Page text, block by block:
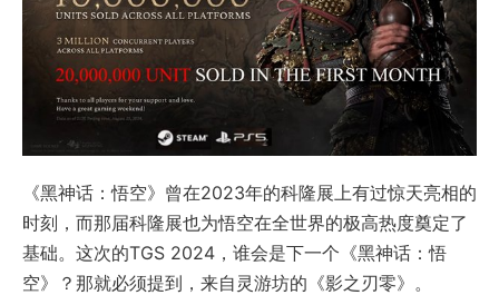
《黑神话：悟空》曾在2023年的科隆展上有过惊天亮相的
时刻，而那届科隆展也为悟空在全世界的极高热度奠定了
基础。这次的TGS 2024，谁会是下一个《黑神话：悟
空》？那就必须提到，来自灵游坊的《影之刃零》。